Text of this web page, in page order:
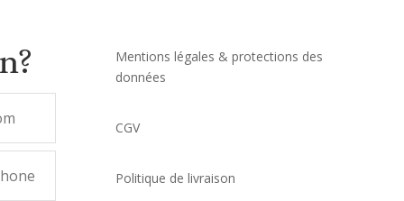
Mentions légales & protections des
données
CGV
Politique de livraison